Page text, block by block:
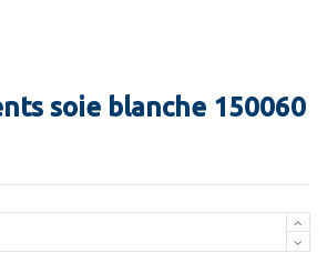
soie blanche 150060